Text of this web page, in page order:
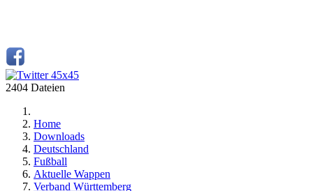
2404 Dateien
Home
Downloads
Deutschland
Fußball
Aktuelle Wappen
Verband Württemberg